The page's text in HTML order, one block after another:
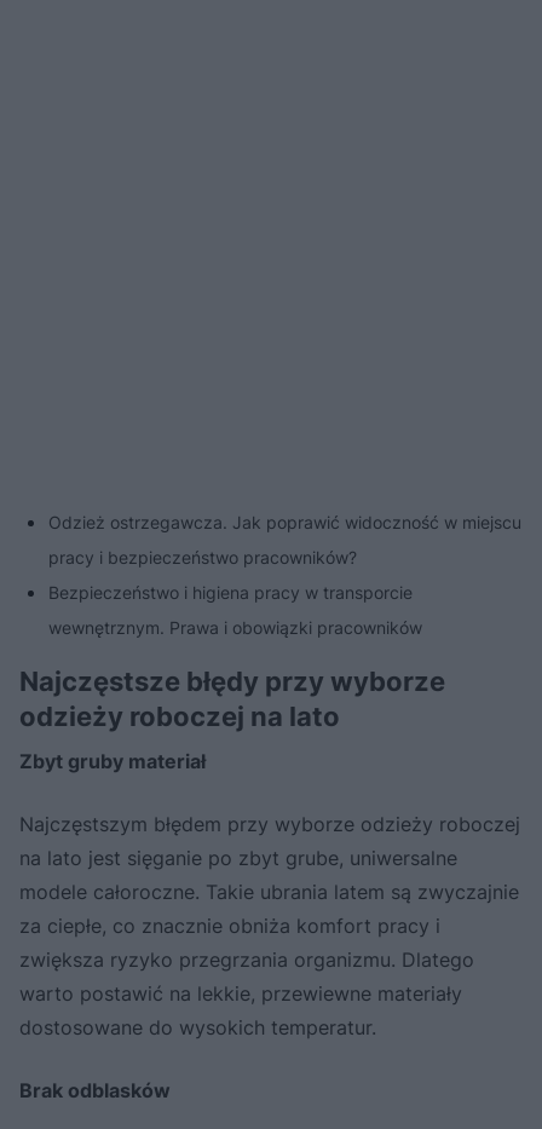
Odzież ostrzegawcza. Jak poprawić widoczność w miejscu
pracy i bezpieczeństwo pracowników?
Bezpieczeństwo i higiena pracy w transporcie
wewnętrznym. Prawa i obowiązki pracowników
Najczęstsze błędy przy wyborze
odzieży roboczej na lato
Zbyt gruby materiał
Najczęstszym błędem przy wyborze odzieży roboczej
na lato jest sięganie po zbyt grube, uniwersalne
modele całoroczne. Takie ubrania latem są zwyczajnie
za ciepłe, co znacznie obniża komfort pracy i
zwiększa ryzyko przegrzania organizmu. Dlatego
warto postawić na lekkie, przewiewne materiały
dostosowane do wysokich temperatur.
Brak odblasków